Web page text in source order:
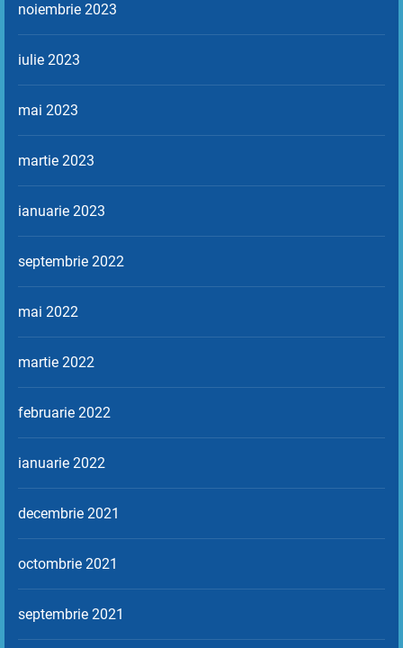
noiembrie 2023
iulie 2023
mai 2023
martie 2023
ianuarie 2023
septembrie 2022
mai 2022
martie 2022
februarie 2022
ianuarie 2022
decembrie 2021
octombrie 2021
septembrie 2021